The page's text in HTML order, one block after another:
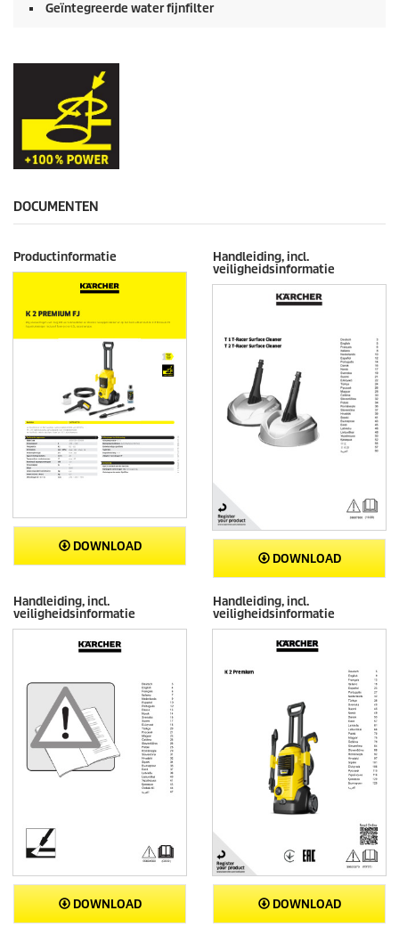
Geïntegreerde water fijnfilter
DOCUMENTEN
Productinformatie
DOWNLOAD
Handleiding, incl.
veiligheidsinformatie
DOWNLOAD
Handleiding, incl.
veiligheidsinformatie
DOWNLOAD
Handleiding, incl.
veiligheidsinformatie
DOWNLOAD